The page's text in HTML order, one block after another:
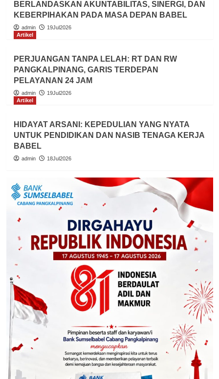
BERLANDASKAN AKUNTABILITAS, SINERGI, DAN
KEBERPIHAKAN PADA MASA DEPAN BABEL
admin
19Jul2026
Artikel
PERJUANGAN TANPA LELAH: RT DAN RW
PANGKALPINANG, GARIS TERDEPAN
PELAYANAN 24 JAM
admin
19Jul2026
Artikel
HIDAYAT ARSANI: KEPEDULIAN YANG NYATA
UNTUK PENDIDIKAN DAN NASIB TENAGA KERJA
BABEL
admin 18Jul2026